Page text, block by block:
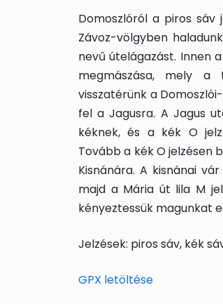
Domoszlóról a piros sáv
Závoz-völgyben
nevű útelágazást. Innen
megmászása, mely a
visszatérünk a
fel a Jagusra. A Jagus
kéknek, és a kék O
Tovább a kék O jelzésen
Kisnánára. A kisnánai
majd a Mária út lila M
kényeztessük magunkat
Jelzések: piros sáv, kék
GPX letöltése